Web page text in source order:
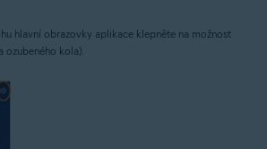
hlavní obrazovky aplikace klepněte na možnost
ozubeného kola).